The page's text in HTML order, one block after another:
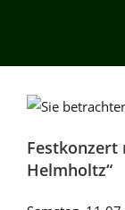
Festkonzert
Helmholtz“